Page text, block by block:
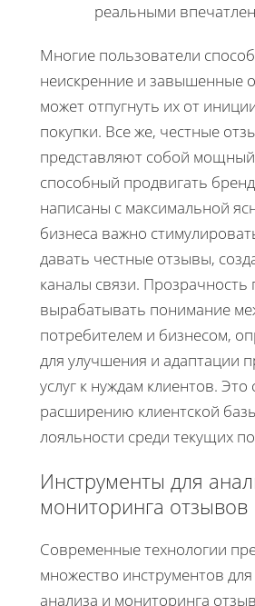
реальными
Многие пользователи
неискренние и завышенные
может отпугнуть их от
покупки. Все же, честные
представляют собой мощный
способный продвигать
написаны с максимальной
бизнеса важно
давать честные отзывы,
каналы связи. Прозрачность
вырабатывать понимание
потребителем и бизнесом,
для улучшения и адаптации
услуг к нуждам клиентов. Это
расширению клиентской
лояльности среди текущих
Инструменты для
мониторинга отзывов
Современные технологии
множество инструментов
анализа и мониторинга